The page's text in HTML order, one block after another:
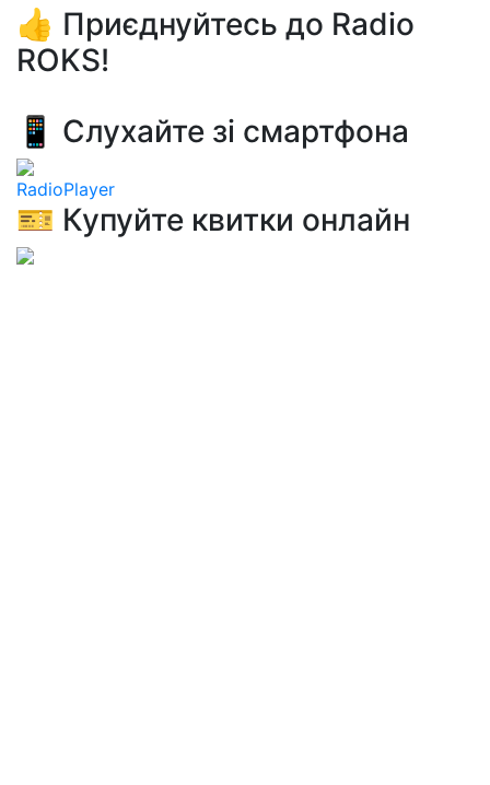
👍 Приєднуйтесь до Radio
ROKS!
📱 Слухайте зі смартфона
RadioPlayer
🎫 Купуйте квитки онлайн